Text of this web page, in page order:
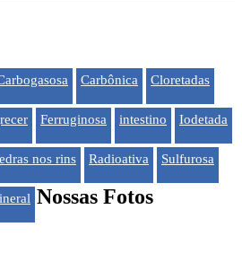
Carbônica Cloretadas
Ferruginosa intestino Iodetada
nos rins Radioativa Sulfurosa
Nossas Fotos